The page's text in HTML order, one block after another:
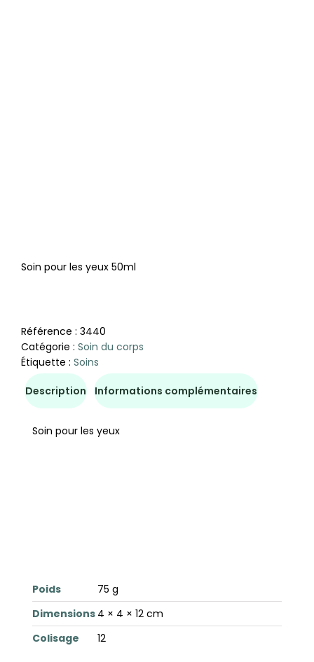
Soin pour les yeux 50ml
Référence : 3440
Catégorie : Soin du corps
Étiquette : Soins
Description Informations complémentaires
Soin pour les yeux
Poids
75 g
Dimensions 4 × 4 × 12 cm
Colisage
12